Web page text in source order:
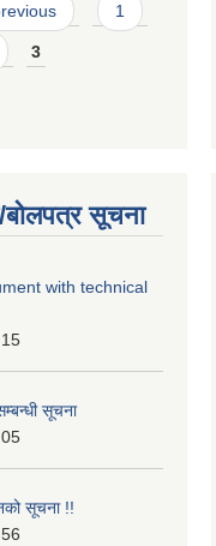
1
3
बोलपत्र सूचना
with technical
सूचना
सूचना !!